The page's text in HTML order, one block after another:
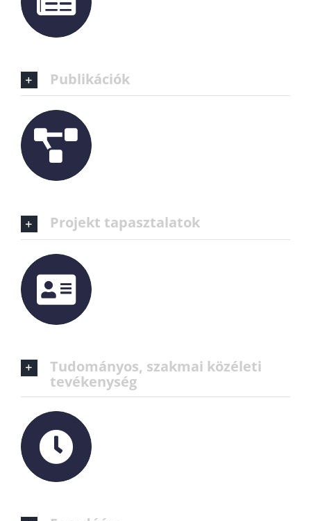
Publikációk
Projekt tapasztalatok
Tudományos, szakmai közéleti
tevékenység